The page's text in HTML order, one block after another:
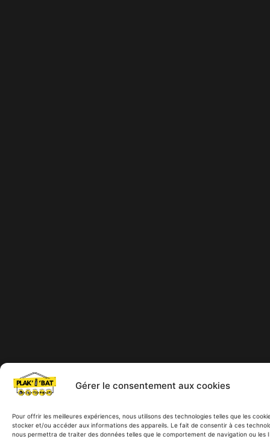
Gérer le consentement aux cookies
Pour offrir les meilleures expériences, nous utilisons des technologies telles que les
stocker et/ou accéder aux informations des appareils. Le fait de consentir à ces
nous permettra de traiter des données telles que le comportement de navigation ou les